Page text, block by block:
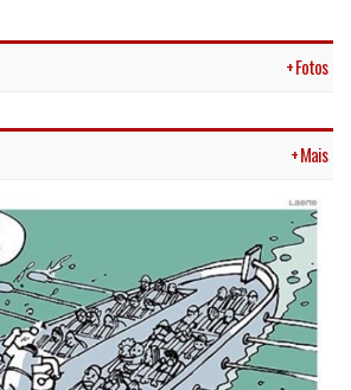
+ Fotos
+ Mais